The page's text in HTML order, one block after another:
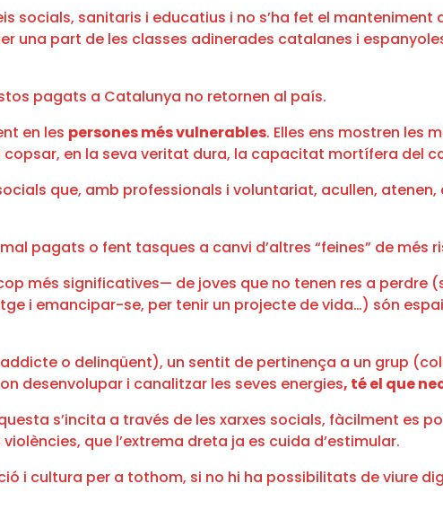
socials, sanitaris i educatius i no s’ha fet el manteniment
part de les classes adinerades catalanes i
pagats a Catalunya no retornen al país.
en les persones més vulnerables. Elles ens mostren les
en la seva veritat dura, la capacitat mortífera del
que, amb professionals i voluntariat, acullen, atenen,
pagats o fent tasques a canvi d’altres “feines” de més
més significatives— de joves que no tenen res a perdre
i emancipar-se, per tenir un projecte de vida…) són
o delinqüent), un sentit de pertinença a un grup
desenvolupar i canalitzar les seves energies, té el que
s’incita a través de les xarxes socials, fàcilment es
que l’extrema dreta ja es cuida d’estimular.
i cultura per a tothom, si no hi ha possibilitats de viure